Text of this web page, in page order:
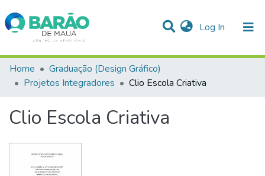
Log In (current)
Communities & Collections
Statistics
All of DSpace
Home
Graduação (Design Gráfico)
Projetos Integradores
Clio Escola Criativa
Clio Escola Criativa